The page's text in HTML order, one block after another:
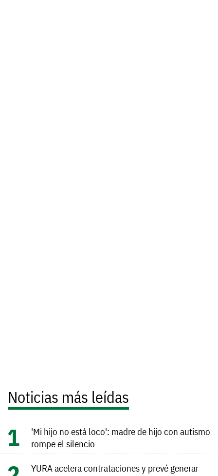
Noticias más leídas
'Mi hijo no está loco': madre de hijo con autismo
rompe el silencio
YURA acelera contrataciones y prevé generar